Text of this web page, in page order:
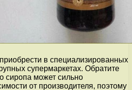
в специализированных
супермаркетах. Обратите
сиропа может сильно
от производителя, поэтому